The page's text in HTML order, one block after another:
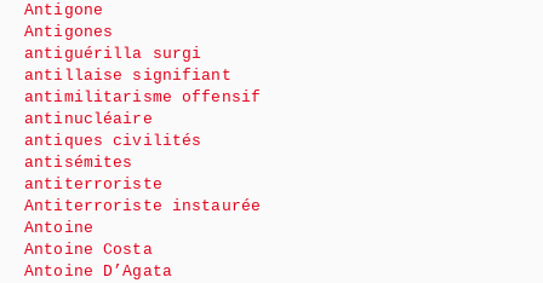
Antigone
Antigones
antiguérilla surgi
antillaise signifiant
antimilitarisme offensif
antinucléaire
antiques civilités
antisémites
antiterroriste
Antiterroriste instaurée
Antoine
Antoine Costa
Antoine D’Agata